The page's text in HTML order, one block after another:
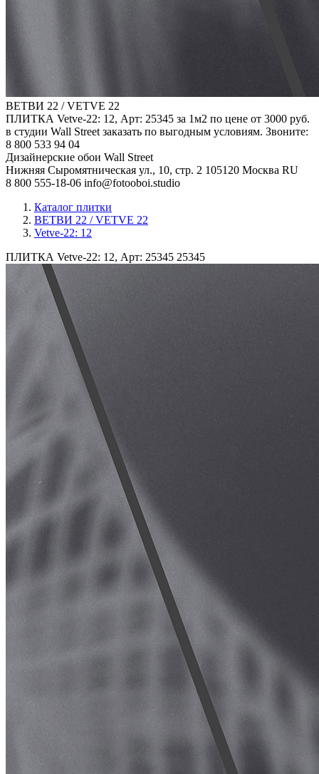
ВЕТВИ 22 / VETVE 22
ПЛИТКА Vetve-22: 12, Арт: 25345 за 1м2 по цене от 3000 руб.
в студии Wall Street заказать по выгодным условиям. Звоните:
8 800 533 94 04
Дизайнерские обои Wall Street
Нижняя Сыромятническая ул., 10, стр. 2 105120 Москва RU
8 800 555-18-06 info@fotooboi.studio
Каталог плитки
ВЕТВИ 22 / VETVE 22
Vetve-22: 12
ПЛИТКА Vetve-22: 12, Арт: 25345 25345